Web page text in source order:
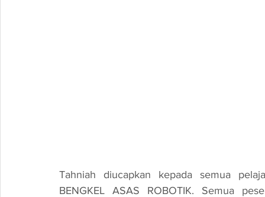
Tahniah diucapkan kepada semua
BENGKEL ASAS ROBOTIK. Semua